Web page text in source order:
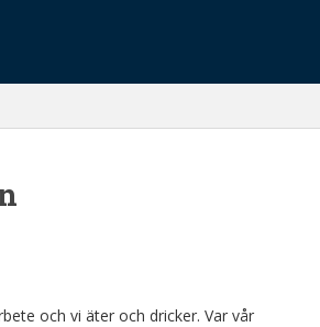
och vi äter och dricker. Var vår